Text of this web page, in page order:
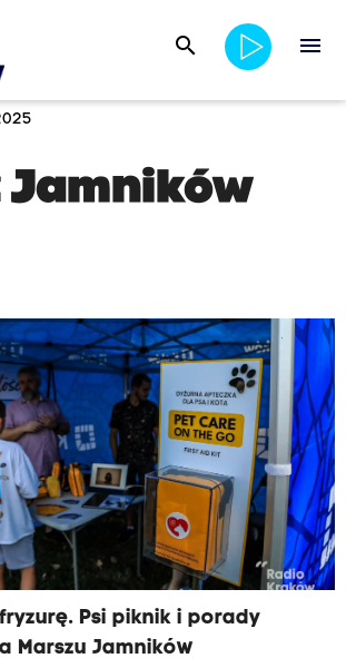
search menu
Jamników
Psi piknik i porady
Marszu Jamników